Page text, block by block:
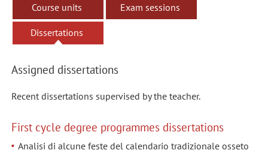
Course units Exam sessions
Dissertations
Assigned dissertations
Recent dissertations supervised by the teacher.
First cycle degree programmes dissertations
Analisi di alcune feste del calendario tradizionale osseto